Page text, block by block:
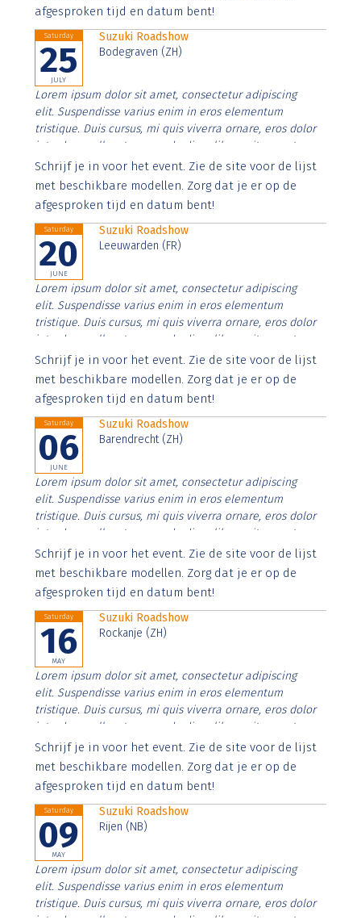
afgesproken tijd en datum bent!
Saturday
25
JULY
Suzuki Roadshow
Bodegraven (ZH)
Lorem ipsum dolor sit amet, consectetur adipiscing
elit. Suspendisse varius enim in eros elementum
tristique. Duis cursus, mi quis viverra ornare, eros dolor
interdum nulla, ut commodo diam libero vitae erat.
Aenean faucibus nibh et justo cursus id rutrum lorem
imperdiet. Nunc ut sem vitae risus tristique posuere.
Schrijf je in voor het event. Zie de site voor de lijst
met beschikbare modellen. Zorg dat je er op de
afgesproken tijd en datum bent!
Saturday
20
JUNE
Suzuki Roadshow
Leeuwarden (FR)
Lorem ipsum dolor sit amet, consectetur adipiscing
elit. Suspendisse varius enim in eros elementum
tristique. Duis cursus, mi quis viverra ornare, eros dolor
interdum nulla, ut commodo diam libero vitae erat.
Aenean faucibus nibh et justo cursus id rutrum lorem
imperdiet. Nunc ut sem vitae risus tristique posuere.
Schrijf je in voor het event. Zie de site voor de lijst
met beschikbare modellen. Zorg dat je er op de
afgesproken tijd en datum bent!
Saturday
06
JUNE
Suzuki Roadshow
Barendrecht (ZH)
Lorem ipsum dolor sit amet, consectetur adipiscing
elit. Suspendisse varius enim in eros elementum
tristique. Duis cursus, mi quis viverra ornare, eros dolor
interdum nulla, ut commodo diam libero vitae erat.
Aenean faucibus nibh et justo cursus id rutrum lorem
imperdiet. Nunc ut sem vitae risus tristique posuere.
Schrijf je in voor het event. Zie de site voor de lijst
met beschikbare modellen. Zorg dat je er op de
afgesproken tijd en datum bent!
Saturday
16
MAY
Suzuki Roadshow
Rockanje (ZH)
Lorem ipsum dolor sit amet, consectetur adipiscing
elit. Suspendisse varius enim in eros elementum
tristique. Duis cursus, mi quis viverra ornare, eros dolor
interdum nulla, ut commodo diam libero vitae erat.
Aenean faucibus nibh et justo cursus id rutrum lorem
imperdiet. Nunc ut sem vitae risus tristique posuere.
Schrijf je in voor het event. Zie de site voor de lijst
met beschikbare modellen. Zorg dat je er op de
afgesproken tijd en datum bent!
Saturday
09
MAY
Suzuki Roadshow
Rijen (NB)
Lorem ipsum dolor sit amet, consectetur adipiscing
elit. Suspendisse varius enim in eros elementum
tristique. Duis cursus, mi quis viverra ornare, eros dolor
interdum nulla, ut commodo diam libero vitae erat.